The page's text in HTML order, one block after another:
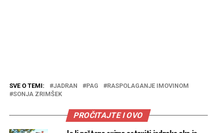
SVE O TEMI: JADRAN PAG
RASPOLAGANJE IMOVINOM
SONJA ZRIMŠEK
PROČITAJTE I OVO